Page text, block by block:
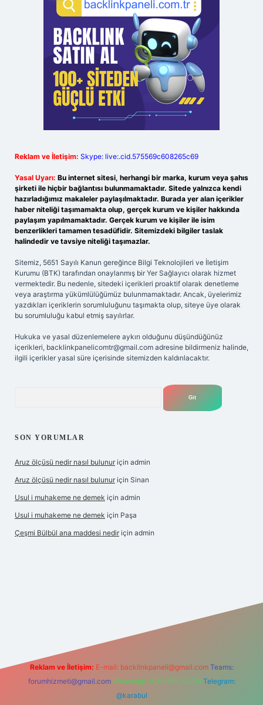
Reklam ve İletişim: Skype: live:.cid.575569c608265c69
Yasal Uyarı: Bu internet sitesi, herhangi bir marka, kurum veya şahıs
şirketi ile hiçbir bağlantısı bulunmamaktadır. Sitede yalnızca kendi
hazırladığımız makaleler paylaşılmaktadır. Burada yer alan içerikler
haber niteliği taşımamakta olup, gerçek kurum ve kişiler hakkında
paylaşım yapılmamaktadır. Gerçek kurum ve kişiler ile isim
benzerlikleri tamamen tesadüfidir. Sitemizdeki bilgiler taslak
halindedir ve tavsiye niteliği taşımazlar.
Sitemiz, 5651 Sayılı Kanun gereğince Bilgi Teknolojileri ve İletişim
Kurumu (BTK) tarafından onaylanmış bir Yer Sağlayıcı olarak hizmet
vermektedir. Bu nedenle, sitedeki içerikleri proaktif olarak denetleme
veya araştırma yükümlülüğümüz bulunmamaktadır. Ancak, üyelerimiz
yazdıkları içeriklerin sorumluluğunu taşımakta olup, siteye üye olarak
bu sorumluluğu kabul etmiş sayılırlar.
Hukuka ve yasal düzenlemelere aykırı olduğunu düşündüğünüz
içerikleri, backlinkpanelicomtr@gmail.com adresine bildirmeniz halinde,
ilgili içerikler yasal süre içerisinde sitemizden kaldırılacaktır.
SON YORUMLAR
Aruz ölçüsü nedir nasıl bulunur için admin
Aruz ölçüsü nedir nasıl bulunur için Sinan
Usul i muhakeme ne demek için admin
Usul i muhakeme ne demek için Paşa
Çeşmi Bülbül ana maddesi nedir için admin
Reklam ve İletişim: E-mail: backlinkpaneli@gmail.com Teams:
forumhizmeti@gmail.com Whatsapp: 0262 606 0 726 Telegram:
@karabul